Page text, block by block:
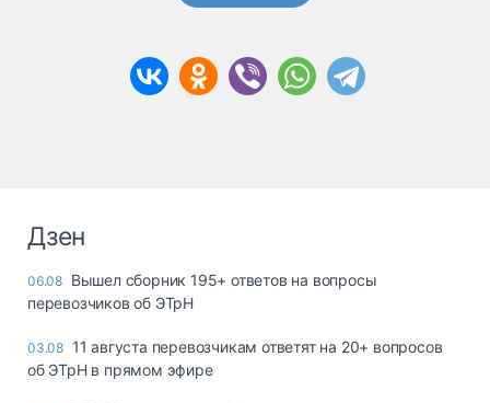
Дзен
06.08 Вышел сборник 195+ ответов на вопросы
перевозчиков об ЭТрН
03.08 11 августа перевозчикам ответят на 20+ вопросов
об ЭТрН в прямом эфире